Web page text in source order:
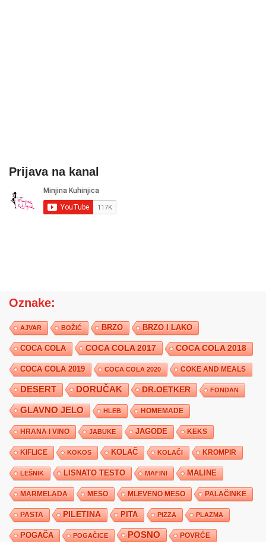
Prijava na kanal
Oznake:
AJVAR BOŽIĆ BRZO BRZO I LAKO
COCA COLA COCA COLA 2017 COCA COLA 2018
COCA COLA 2019 COCA COLA 2020 COKE AND MEALS
DESERT DORUČAK DR.OETKER FONDAN
GLAVNO JELO HLEB HOMEMADE
HRANA I VINO JABUKE JAGODE KEKS
KIFLICE KOKOS KOLAČ KOLAČI KROMPIR
LEŠNIK LISNATO TESTO MAFINI MALINE
MARMELADA MESO MLEVENO MESO PALAČINKE
PASTA PILETINA PITA PIZZA PLAZMA
POGAČA POGAČICE POSNO POVRĆE